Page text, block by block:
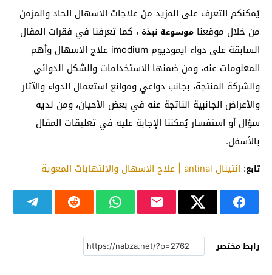
يُمكنكم التعرف على المزيد من علاجات الاسهال الحاد والمزمن
من خلال موقعنا موسوعة نبذة ، كما تعرفنا في فقرات المقال
السابقة على دواء ايموديوم imodium علاج الاسهال وأهم
المعلومات عنه، ومن ضمنها الاستخدامات والشكل الدوائي
والشركة المنتجة، بجانب دواعي وموانع استعمال الدواء والآثار
والأعراض الجانبية الناتجة عنه في بعض الأحيان، ومن لديه
سؤال أو استفسار يُمكننا الإجابة عليه في تعليقات المقال
بالأسفل.
تابع: انتينال antinal | علاج الاسهال والالتهابات المعوية
رابط مختصر